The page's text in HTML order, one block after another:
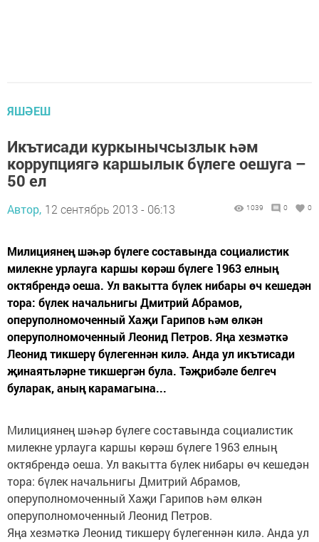
ЯШӘЕШ
Икътисади куркынычсызлык һәм
коррупциягә каршылык бүлеге оешуга –
50 ел
Автор, 12 сентябрь 2013 - 06:13 1039 0 0
Милициянең шәһәр бүлеге составында социалистик
милекне урлауга каршы көрәш бүлеге 1963 елның
октябрендә оеша. Ул вакытта бүлек нибары өч кешедән
тора: бүлек начальнигы Дмитрий Абрамов,
оперуполномоченный Хаҗи Гарипов һәм өлкән
оперуполномоченный Леонид Петров. Яңа хезмәткә
Леонид тикшерү бүлегеннән килә. Анда ул икътисади
җинаятьләрне тикшергән була. Тәҗрибәле белгеч
буларак, аның карамагына...
Милициянең шәһәр бүлеге составында социалистик
милекне урлауга каршы көрәш бүлеге 1963 елның
октябрендә оеша. Ул вакытта бүлек нибары өч кешедән
тора: бүлек начальнигы Дмитрий Абрамов,
оперуполномоченный Хаҗи Гарипов һәм өлкән
оперуполномоченный Леонид Петров.
Яңа хезмәткә Леонид тикшерү бүлегеннән килә. Анда ул